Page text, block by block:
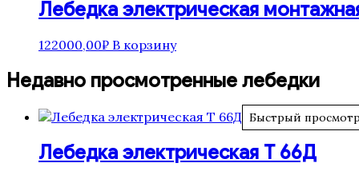
Лебедка электрическая
122000,00₽ В корзину
Недавно просмотренные лебедки
Быстрый
Лебедка электрическая Т 66Д